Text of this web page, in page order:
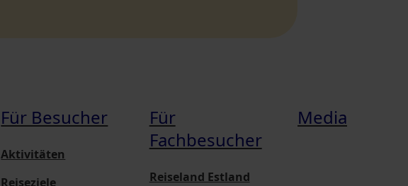
Für Besucher
Aktivitäten
Reiseziele
Für
Fachbesucher
Reiseland Estland
Media